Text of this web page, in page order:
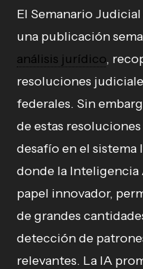
El Semanario
una publicación
análisis jurídico,
resoluciones
federales. Sin
de estas
desafío en el sistema
donde la
papel innovador,
de grandes
detección de
relevantes. La IA